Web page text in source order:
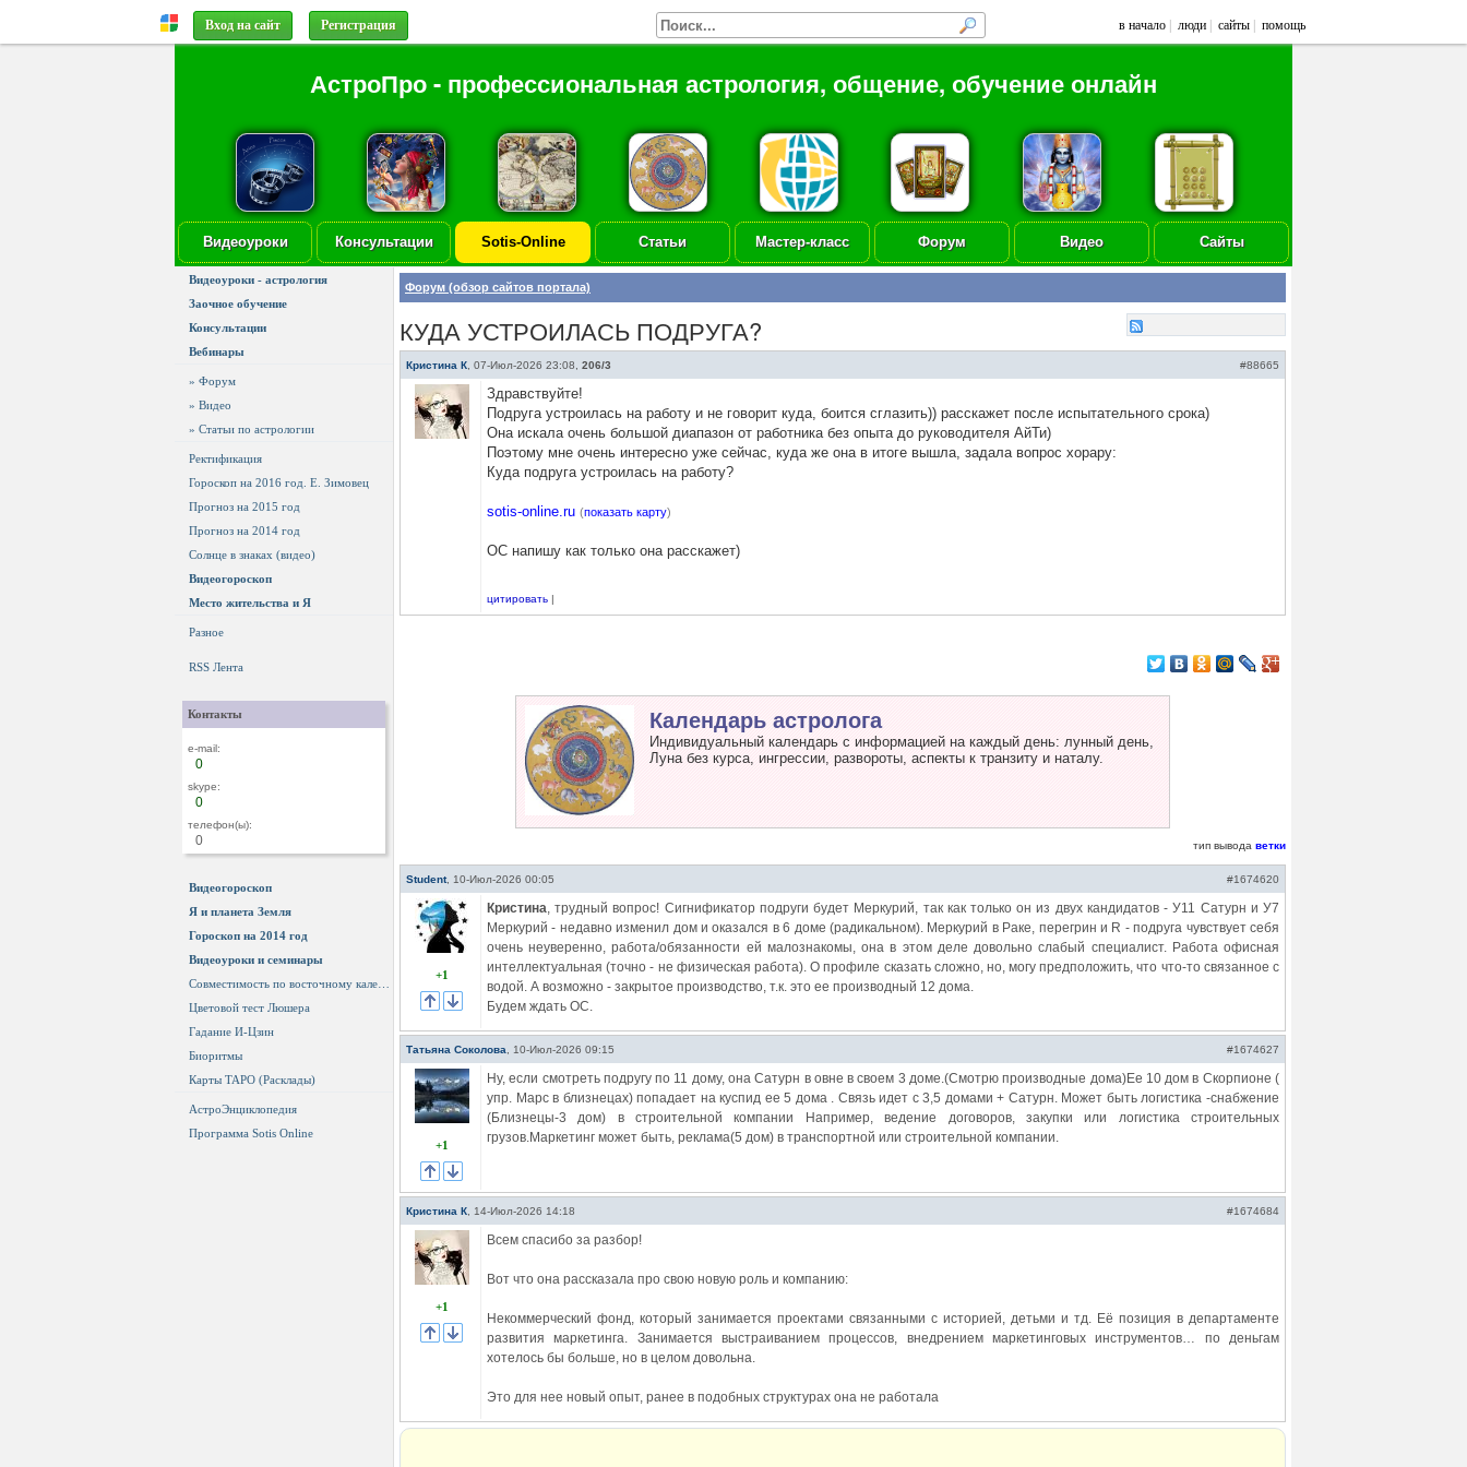
Вход на сайт Регистрация в начало люди сайты помощь
АстроПро - профессиональная астрология, общение, обучение онлайн
Видеоуроки Консультации Sotis-Online Статьи Мастер-класс Форум Видео Сайты
Видеоуроки - астрология
Заочное обучение
Консультации
Вебинары
» Форум
» Видео
» Статьи по астрологии
Ректификация
Гороскоп на 2016 год. Е. Зимовец
Прогноз на 2015 год
Прогноз на 2014 год
Солнце в знаках (видео)
Видеогороскоп
Место жительства и Я
Разное
RSS Лента
Контакты
e-mail:
0
skype:
0
телефон(ы):
0
Видеогороскоп
Я и планета Земля
Гороскоп на 2014 год
Видеоуроки и семинары
Цветовой тест Люшера
Гадание И-Цзин
Биоритмы
Карты ТАРО (Расклады)
АстроЭнциклопедия
Программа Sotis Online
Форум (обзор сайтов портала)
КУДА УСТРОИЛАСЬ ПОДРУГА?
#88665
Кристина К 07-Июл-2026 23:08 206/3
Здравствуйте!
Подруга устроилась на работу и не говорит куда, боится сглазить)) расскажет после испытательного срока)
Она искала очень большой диапазон от работника без опыта до руководителя АйТи)
Поэтому мне очень интересно уже сейчас, куда же она в итоге вышла, задала вопрос хорару:
Куда подруга устроилась на работу?
sotis-online.ru (показать карту)
ОС напишу как только она расскажет)
цитировать |
Календарь астролога
Индивидуальный календарь с информацией на каждый день: лунный день,
Луна без курса, ингрессии, развороты, аспекты к транзиту и наталу.
тип вывода ветки
#1674620
Student, 10-Июл-2026 00:05
+1
Кристина, трудный вопрос! Сигнификатор подруги будет Меркурий, так как только он из двух кандидатов - У11 Сатурн и У7
Меркурий - недавно изменил дом и оказался в 6 доме (радикальном). Меркурий в Раке, перегрин и R - подруга чувствует себя
очень неуверенно, работа/обязанности ей малознакомы, она в этом деле довольно слабый специалист. Работа офисная
интеллектуальная (точно - не физическая работа). О профиле сказать сложно, но, могу предположить, что что-то связанное с
водой. А возможно - закрытое производство, т.к. это ее производный 12 дома.
Будем ждать ОС.
#1674627
Татьяна Соколова 10-Июл-2026 09:15
+1
Ну, если смотреть подругу по 11 дому, она Сатурн в овне в своем 3 доме.(Смотрю производные дома)Ее 10 дом в Скорпионе (
упр. Марс в близнецах) попадает на куспид ее 5 дома . Связь идет с 3,5 домами + Сатурн. Может быть логистика -cнабжение
(Близнецы-3 дом) в строительной компании Например, ведение договоров, закупки или логистика строительных
грузов.Маркетинг может быть, реклама(5 дом) в транспортной или строительной компании.
#1674684
Кристина К 14-Июл-2026 14:18
+1
Всем спасибо за разбор!
Вот что она рассказала про свою новую роль и компанию:
Некоммерческий фонд, который занимается проектами связанными с историей, детьми и тд. Её позиция в департаменте
развития маркетинга. Занимается выстраиванием процессов, внедрением маркетинговых инструментов… по деньгам
хотелось бы больше, но в целом довольна.
Это для нее новый опыт, ранее в подобных структурах она не работала